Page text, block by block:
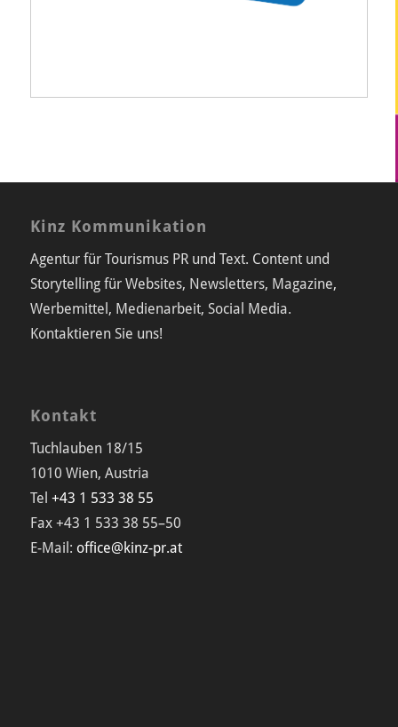
Kinz Kommunikation
Agentur für Tourismus PR und Text. Content und
Storytelling für Websites, Newsletters, Magazine,
Werbemittel, Medienarbeit, Social Media.
Kontaktieren Sie uns!
Kontakt
Tuchlauben 18/15
1010 Wien, Austria
Tel +43 1 533 38 55
Fax +43 1 533 38 55–50
E-Mail: office@kinz-pr.at